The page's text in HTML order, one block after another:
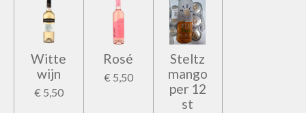
Witte
wijn
€ 5,50
Rosé
€ 5,50
Steltz
mango
per 12
st